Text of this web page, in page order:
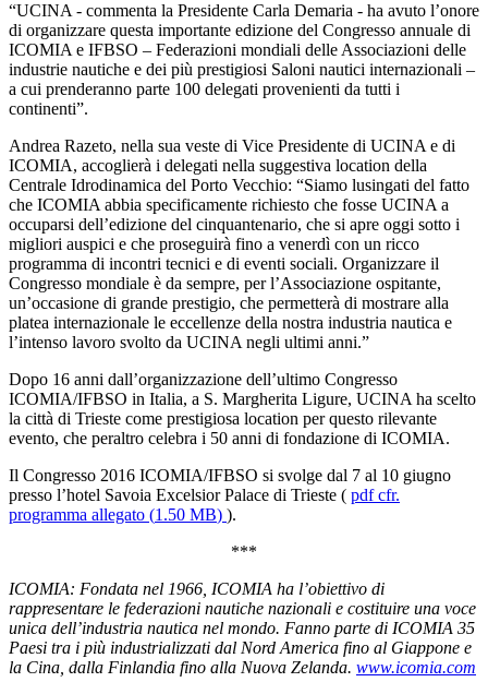
“UCINA - commenta la Presidente Carla Demaria - ha avuto l’onore
di organizzare questa importante edizione del Congresso annuale di
ICOMIA e IFBSO – Federazioni mondiali delle Associazioni delle
industrie nautiche e dei più prestigiosi Saloni nautici internazionali –
a cui prenderanno parte 100 delegati provenienti da tutti i
continenti”.
Andrea Razeto, nella sua veste di Vice Presidente di UCINA e di
ICOMIA, accoglierà i delegati nella suggestiva location della
Centrale Idrodinamica del Porto Vecchio: “Siamo lusingati del fatto
che ICOMIA abbia specificamente richiesto che fosse UCINA a
occuparsi dell’edizione del cinquantenario, che si apre oggi sotto i
migliori auspici e che proseguirà fino a venerdì con un ricco
programma di incontri tecnici e di eventi sociali. Organizzare il
Congresso mondiale è da sempre, per l’Associazione ospitante,
un’occasione di grande prestigio, che permetterà di mostrare alla
platea internazionale le eccellenze della nostra industria nautica e
l’intenso lavoro svolto da UCINA negli ultimi anni.”
Dopo 16 anni dall’organizzazione dell’ultimo Congresso
ICOMIA/IFBSO in Italia, a S. Margherita Ligure, UCINA ha scelto
la città di Trieste come prestigiosa location per questo rilevante
evento, che peraltro celebra i 50 anni di fondazione di ICOMIA.
Il Congresso 2016 ICOMIA/IFBSO si svolge dal 7 al 10 giugno
presso l’hotel Savoia Excelsior Palace di Trieste ( pdfcfr.
programma allegato (1.50 MB) ).
***
ICOMIA: Fondata nel 1966, ICOMIA ha l’obiettivo di
rappresentare le federazioni nautiche nazionali e costituire una voce
unica dell’industria nautica nel mondo. Fanno parte di ICOMIA 35
Paesi tra i più industrializzati dal Nord America fino al Giappone e
la Cina, dalla Finlandia fino alla Nuova Zelanda. www.icomia.com